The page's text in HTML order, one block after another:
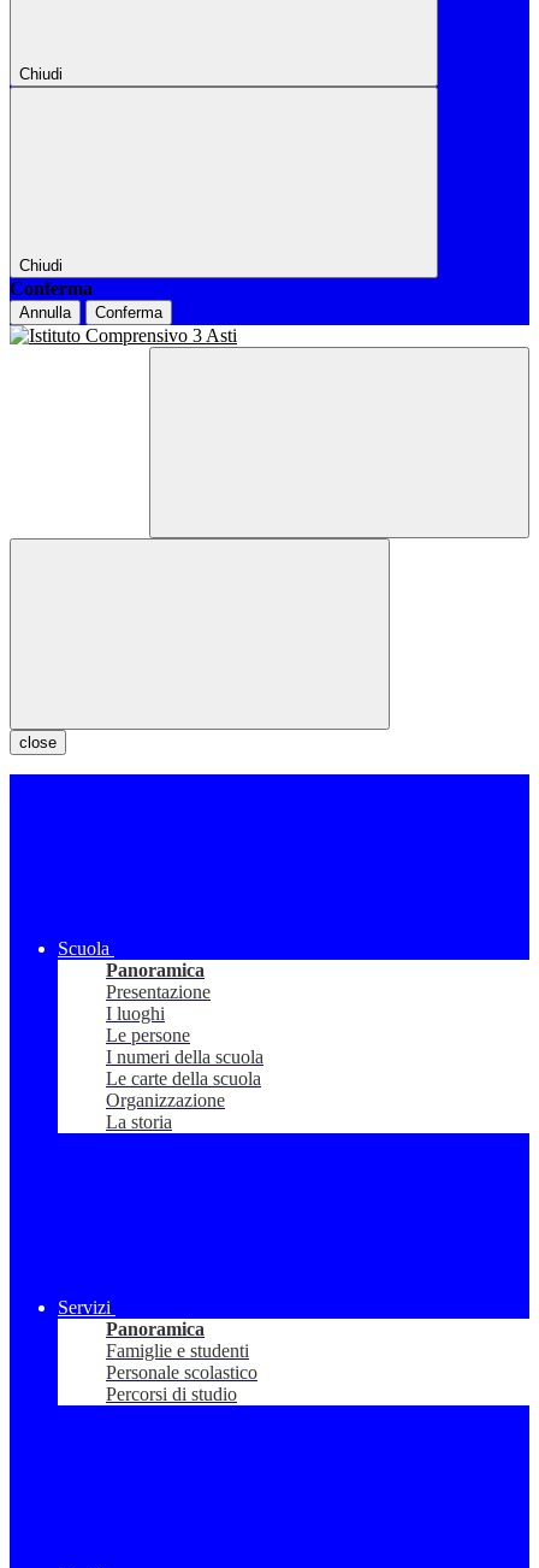
Chiudi
Chiudi
Conferma
Annulla Conferma
close
Scuola
Panoramica
Presentazione
I luoghi
Le persone
I numeri della scuola
Le carte della scuola
Organizzazione
La storia
Servizi
Panoramica
Famiglie e studenti
Personale scolastico
Percorsi di studio